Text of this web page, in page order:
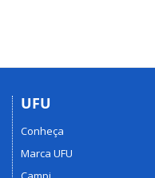
UFU
Conheça
Marca UFU